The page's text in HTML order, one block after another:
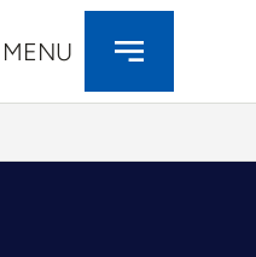
MENU